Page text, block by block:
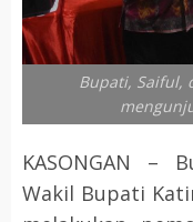
Bupati, Saiful,
KASONGAN –
Wakil Bupati